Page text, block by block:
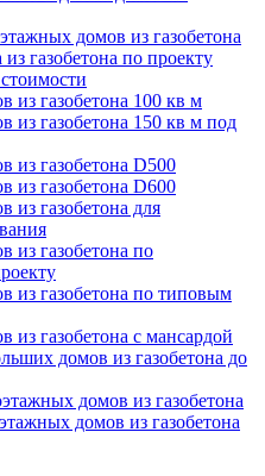
домов из газобетона
газобетона по проекту
из газобетона 100 кв м
из газобетона 150 кв м под
из газобетона D500
из газобетона D600
из газобетона для
из газобетона по
из газобетона по типовым
из газобетона с мансардой
домов из газобетона до
домов из газобетона
домов из газобетона